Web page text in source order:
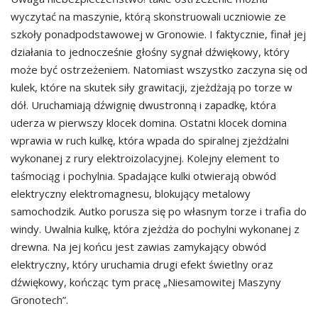
wyczytać na maszynie, którą skonstruowali uczniowie ze
szkoły ponadpodstawowej w Gronowie. I faktycznie, finał jej
działania to jednocześnie głośny sygnał dźwiękowy, który
może być ostrzeżeniem. Natomiast wszystko zaczyna się od
kulek, które na skutek siły grawitacji, zjeżdżają po torze w
dół. Uruchamiają dźwignię dwustronną i zapadkę, która
uderza w pierwszy klocek domina. Ostatni klocek domina
wprawia w ruch kulkę, która wpada do spiralnej zjeżdżalni
wykonanej z rury elektroizolacyjnej. Kolejny element to
taśmociąg i pochylnia. Spadające kulki otwierają obwód
elektryczny elektromagnesu, blokujący metalowy
samochodzik. Autko porusza się po własnym torze i trafia do
windy. Uwalnia kulkę, która zjeżdża do pochylni wykonanej z
drewna. Na jej końcu jest zawias zamykający obwód
elektryczny, który uruchamia drugi efekt świetlny oraz
dźwiękowy, kończąc tym pracę „Niesamowitej Maszyny
Gronotech”.